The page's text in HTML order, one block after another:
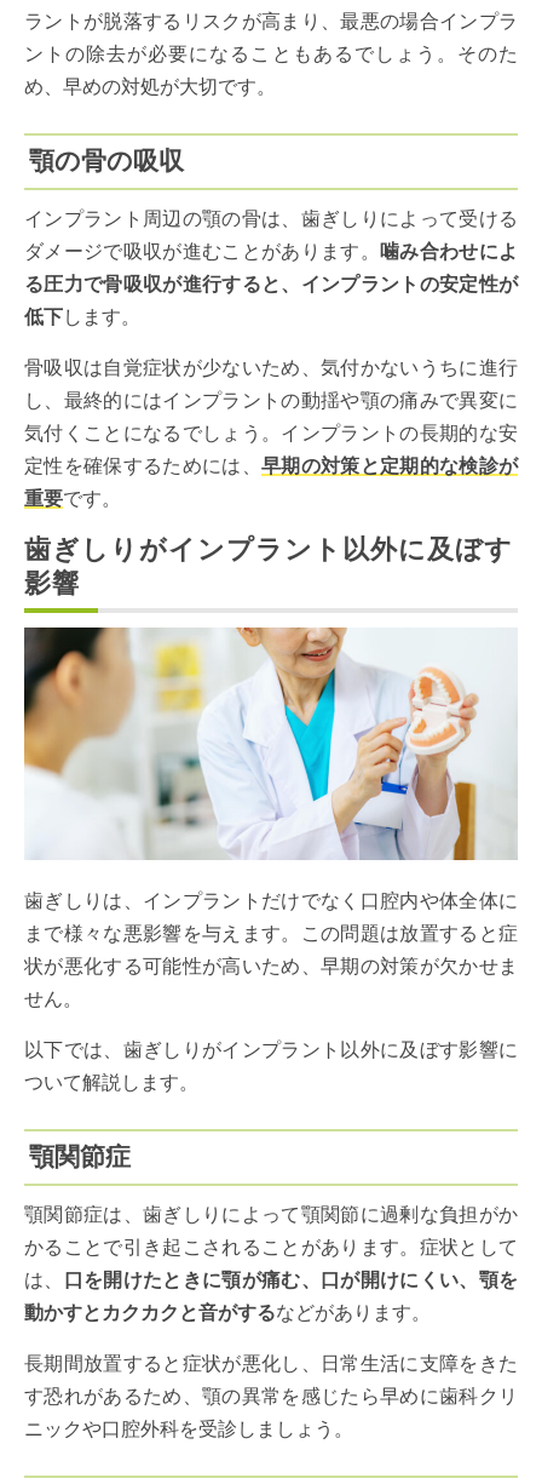
ラントが脱落するリスクが高まり、最悪の場合インプラ
ントの除去が必要になることもあるでしょう。そのた
め、早めの対処が大切です。
顎の骨の吸収
インプラント周辺の顎の骨は、歯ぎしりによって受ける
ダメージで吸収が進むことがあります。
噛み合わせによ
る圧力で骨吸収が進行すると、インプラントの安定性が
低下します。
骨吸収は自覚症状が少ないため、気付かないうちに進行
し、最終的にはインプラントの動揺や顎の痛みで異変に
気付くことになるでしょう。インプラントの長期的な安
定性を確保するためには、 早期の対策と定期的な検診が
重要です。
歯ぎしりがインプラント以外に及ぼす
影響
歯ぎしりは、インプラントだけでなく口腔内や体全体に
まで様々な悪影響を与えます。この問題は放置すると症
状が悪化する可能性が高いため、早期の対策が欠かせま
せん。
以下では、歯ぎしりがインプラント以外に及ぼす影響に
ついて解説します。
顎関節症
顎関節症は、歯ぎしりによって顎関節に過剰な負担がか
かることで引き起こされることがあります。症状として
は、
口を開けたときに顎が痛む、口が開けにくい、顎を
動かすとカクカクと音がするなどがあります。
長期間放置すると症状が悪化し、日常生活に支障をきた
す恐れがあるため、顎の異常を感じたら早めに歯科クリ
ニックや口腔外科を受診しましょう。